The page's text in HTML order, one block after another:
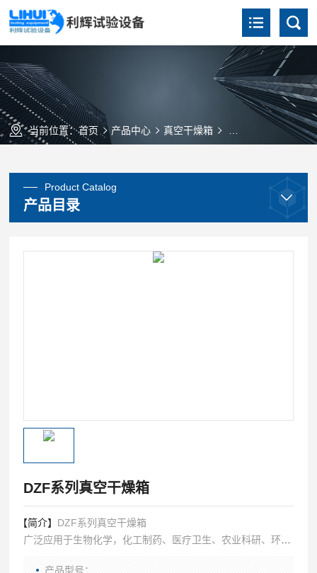
当前位置：首页 产品中心 真空干燥箱 真空干燥箱（台式）
Product Catalog
产品目录
DZF系列真空干燥箱
【简介】 DZF系列真空干燥箱
广泛应用于生物化学，化工制药、医疗卫生、农业科研、环境
产品型号：